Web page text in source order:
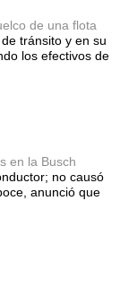
de una flota
tránsito y en su
los efectivos de
en la Busch
no causó
anunció que